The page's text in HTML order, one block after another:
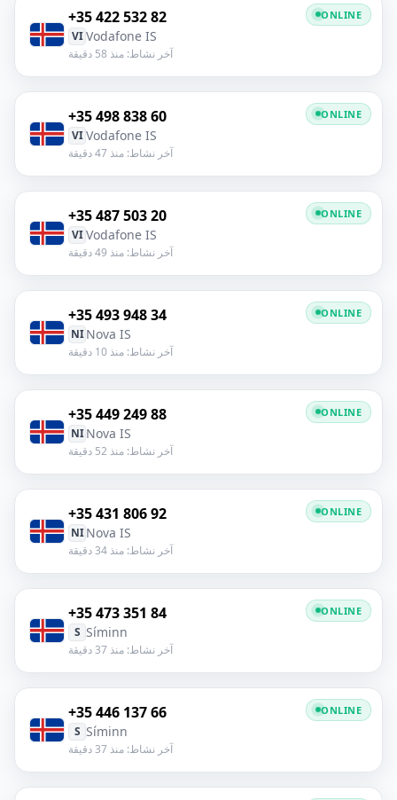
+35 422 532 82
VI Vodafone IS
آخر نشاط: منذ 58 دقيقة
ONLINE
+35 498 838 60
VI Vodafone IS
آخر نشاط: منذ 47 دقيقة
ONLINE
+35 487 503 20
VI Vodafone IS
آخر نشاط: منذ 49 دقيقة
ONLINE
+35 493 948 34
NI Nova IS
آخر نشاط: منذ 10 دقيقة
ONLINE
+35 449 249 88
NI Nova IS
آخر نشاط: منذ 52 دقيقة
ONLINE
+35 431 806 92
NI Nova IS
آخر نشاط: منذ 34 دقيقة
ONLINE
+35 473 351 84
S Síminn
آخر نشاط: منذ 37 دقيقة
ONLINE
+35 446 137 66
S Síminn
آخر نشاط: منذ 37 دقيقة
ONLINE